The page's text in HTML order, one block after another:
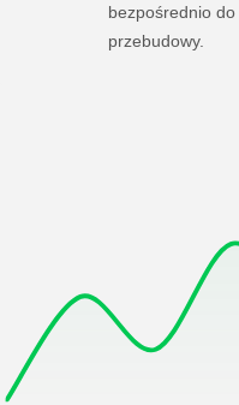
bezpośrednio
przebudowy.